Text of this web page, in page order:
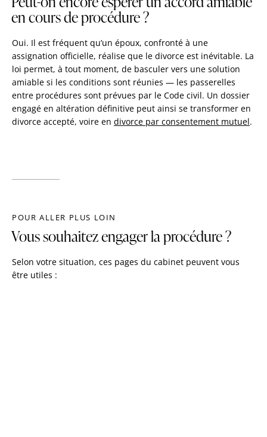
en cours de procédure ?
Oui. Il est fréquent qu’un époux, confronté à une
assignation officielle, réalise que le divorce est inévitable. La
loi permet, à tout moment, de basculer vers une solution
amiable si les conditions sont réunies — les passerelles
entre procédures sont prévues par le Code civil. Un dossier
engagé en altération définitive peut ainsi se transformer en
divorce accepté, voire en divorce par consentement mutuel.
POUR ALLER PLUS LOIN
Vous souhaitez engager la procédure ?
Selon votre situation, ces pages du cabinet peuvent vous
être utiles :